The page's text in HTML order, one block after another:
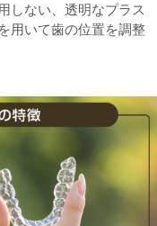
しない、透明なプラス
用いて歯の位置を調整